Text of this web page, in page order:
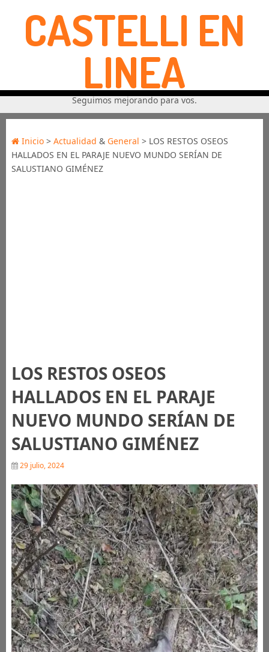
CASTELLI EN
LINEA
Seguimos mejorando para vos.
Inicio> Actualidad & General > LOS RESTOS OSEOS
HALLADOS EN EL PARAJE NUEVO MUNDO SERÍAN DE
SALUSTIANO GIMÉNEZ
LOS RESTOS OSEOS
HALLADOS EN EL PARAJE
NUEVO MUNDO SERÍAN DE
SALUSTIANO GIMÉNEZ
29 julio, 2024